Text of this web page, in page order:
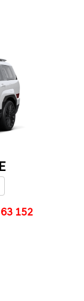
152